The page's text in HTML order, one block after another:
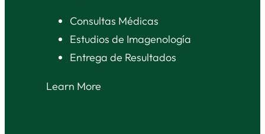
Consultas Médicas
Estudios de Imagenología
Entrega de Resultados
Learn More